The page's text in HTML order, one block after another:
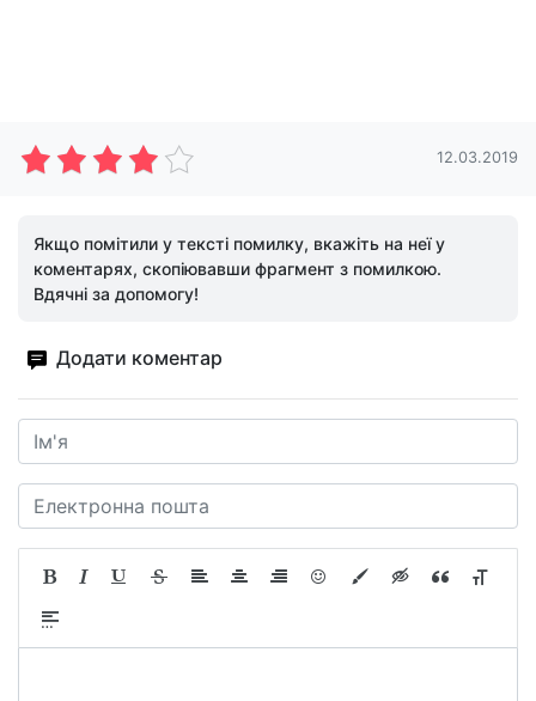
12.03.2019
Якщо помітили у тексті помилку, вкажіть на неї у
коментарях, скопіювавши фрагмент з помилкою.
Вдячні за допомогу!
Додати коментар